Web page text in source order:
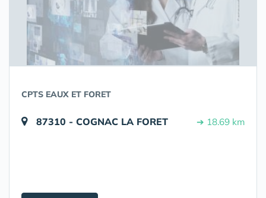
CPTS EAUX ET FORET
87310 - COGNAC LA FORET ➔ 18.69 km